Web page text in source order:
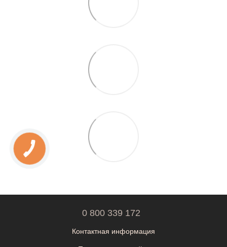
0 800 339 172
Контактная информация